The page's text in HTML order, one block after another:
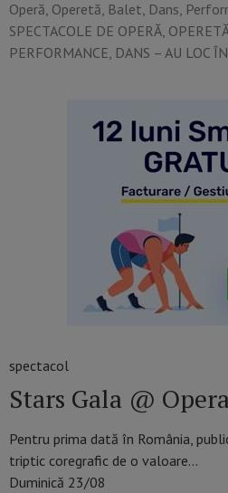
Operă, Operetă, Balet, Dans,
SPECTACOLE DE OPERĂ,
PERFORMANCE, DANS – AU LOC
spectacol
Stars Gala @
Pentru prima dată în România,
triptic coregrafic de o valoare…
Duminică 23/08